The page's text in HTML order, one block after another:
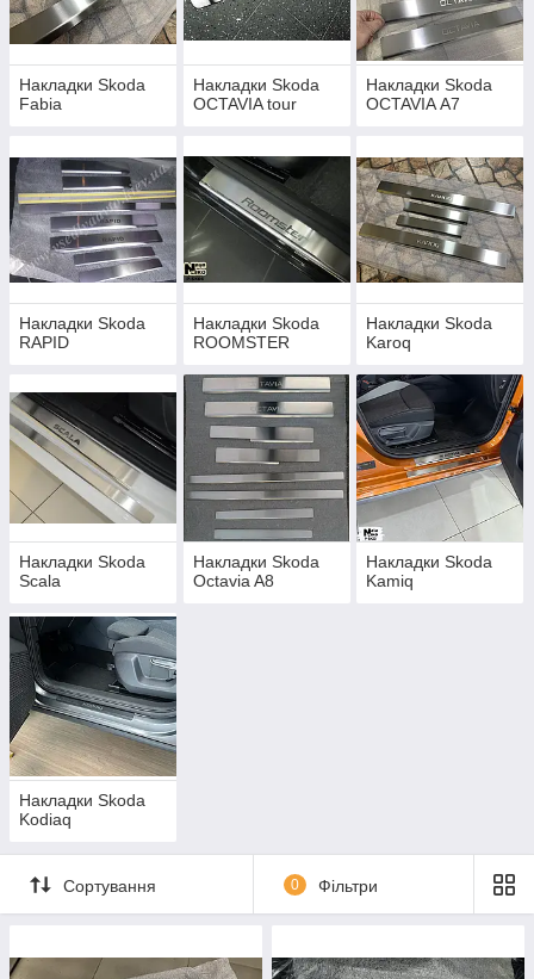
Накладки Skoda
Fabia
Накладки Skoda
OCTAVIA tour
Накладки Skoda
OCTAVIA А7
Накладки Skoda
RAPID
Накладки Skoda
ROOMSTER
Накладки Skoda
Karoq
Накладки Skoda
Scala
Накладки Skoda
Octavia A8
Накладки Skoda
Kamiq
Накладки Skoda
Kodiaq
Сортування 0 Фільтри